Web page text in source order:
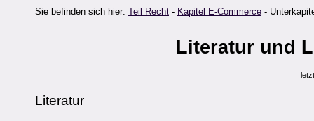
Sie befinden sich hier: Teil Recht - Kapitel E-Commerce -
Literatur und
Literatur